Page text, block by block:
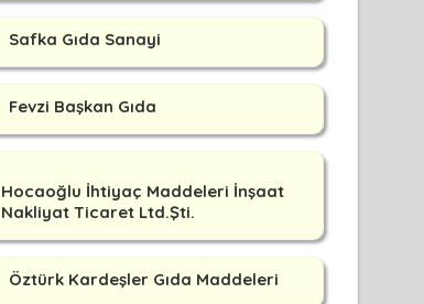
Safka Gıda Sanayi
Fevzi Başkan Gıda
Hocaoğlu İhtiyaç Maddeleri İnşaat
Nakliyat Ticaret Ltd.Şti.
Öztürk Kardeşler Gıda Maddeleri